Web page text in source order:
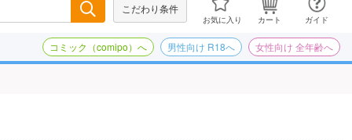
こだわり条件
お気に入り カート ガイド
コミック（comipo）へ 男性向け R18へ 女性向け 全年齢へ